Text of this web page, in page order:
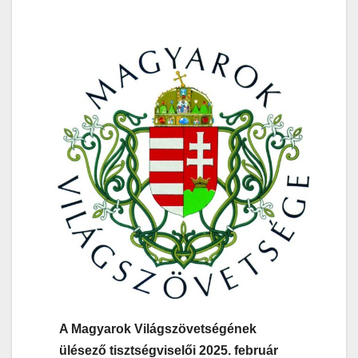
A Magyarok Világszövetségének
ülésező tisztségviselői 2025. február